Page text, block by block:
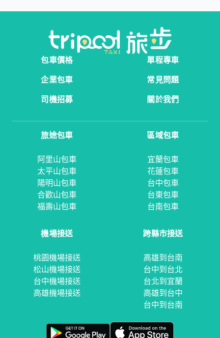
包車價格
單程專車
企業包車
常見問題
司機招募
關於我們
旅途包車
阿里山包車
太平山包車
陽明山包車
合歡山包車
福壽山包車
區域包車
宜蘭包車
花蓮包車
台中包車
台東包車
台南包車
機場接送
桃園機場接送
松山機場接送
台中機場接送
高雄機場接送
跨縣市接送
高雄到台南
台中到台北
台北到宜蘭
高雄到台中
台中到台南